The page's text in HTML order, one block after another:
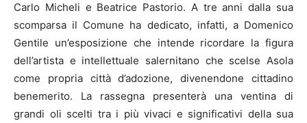
Carlo Micheli e Beatrice Pastorio. A tre anni dalla sua
scomparsa il Comune ha dedicato, infatti, a Domenico
Gentile un’esposizione che intende ricordare la figura
dell’artista e intellettuale salernitano che scelse Asola
come propria città d’adozione, divenendone cittadino
benemerito. La rassegna presenterà una ventina di
grandi oli scelti tra i più vivaci e significativi della sua